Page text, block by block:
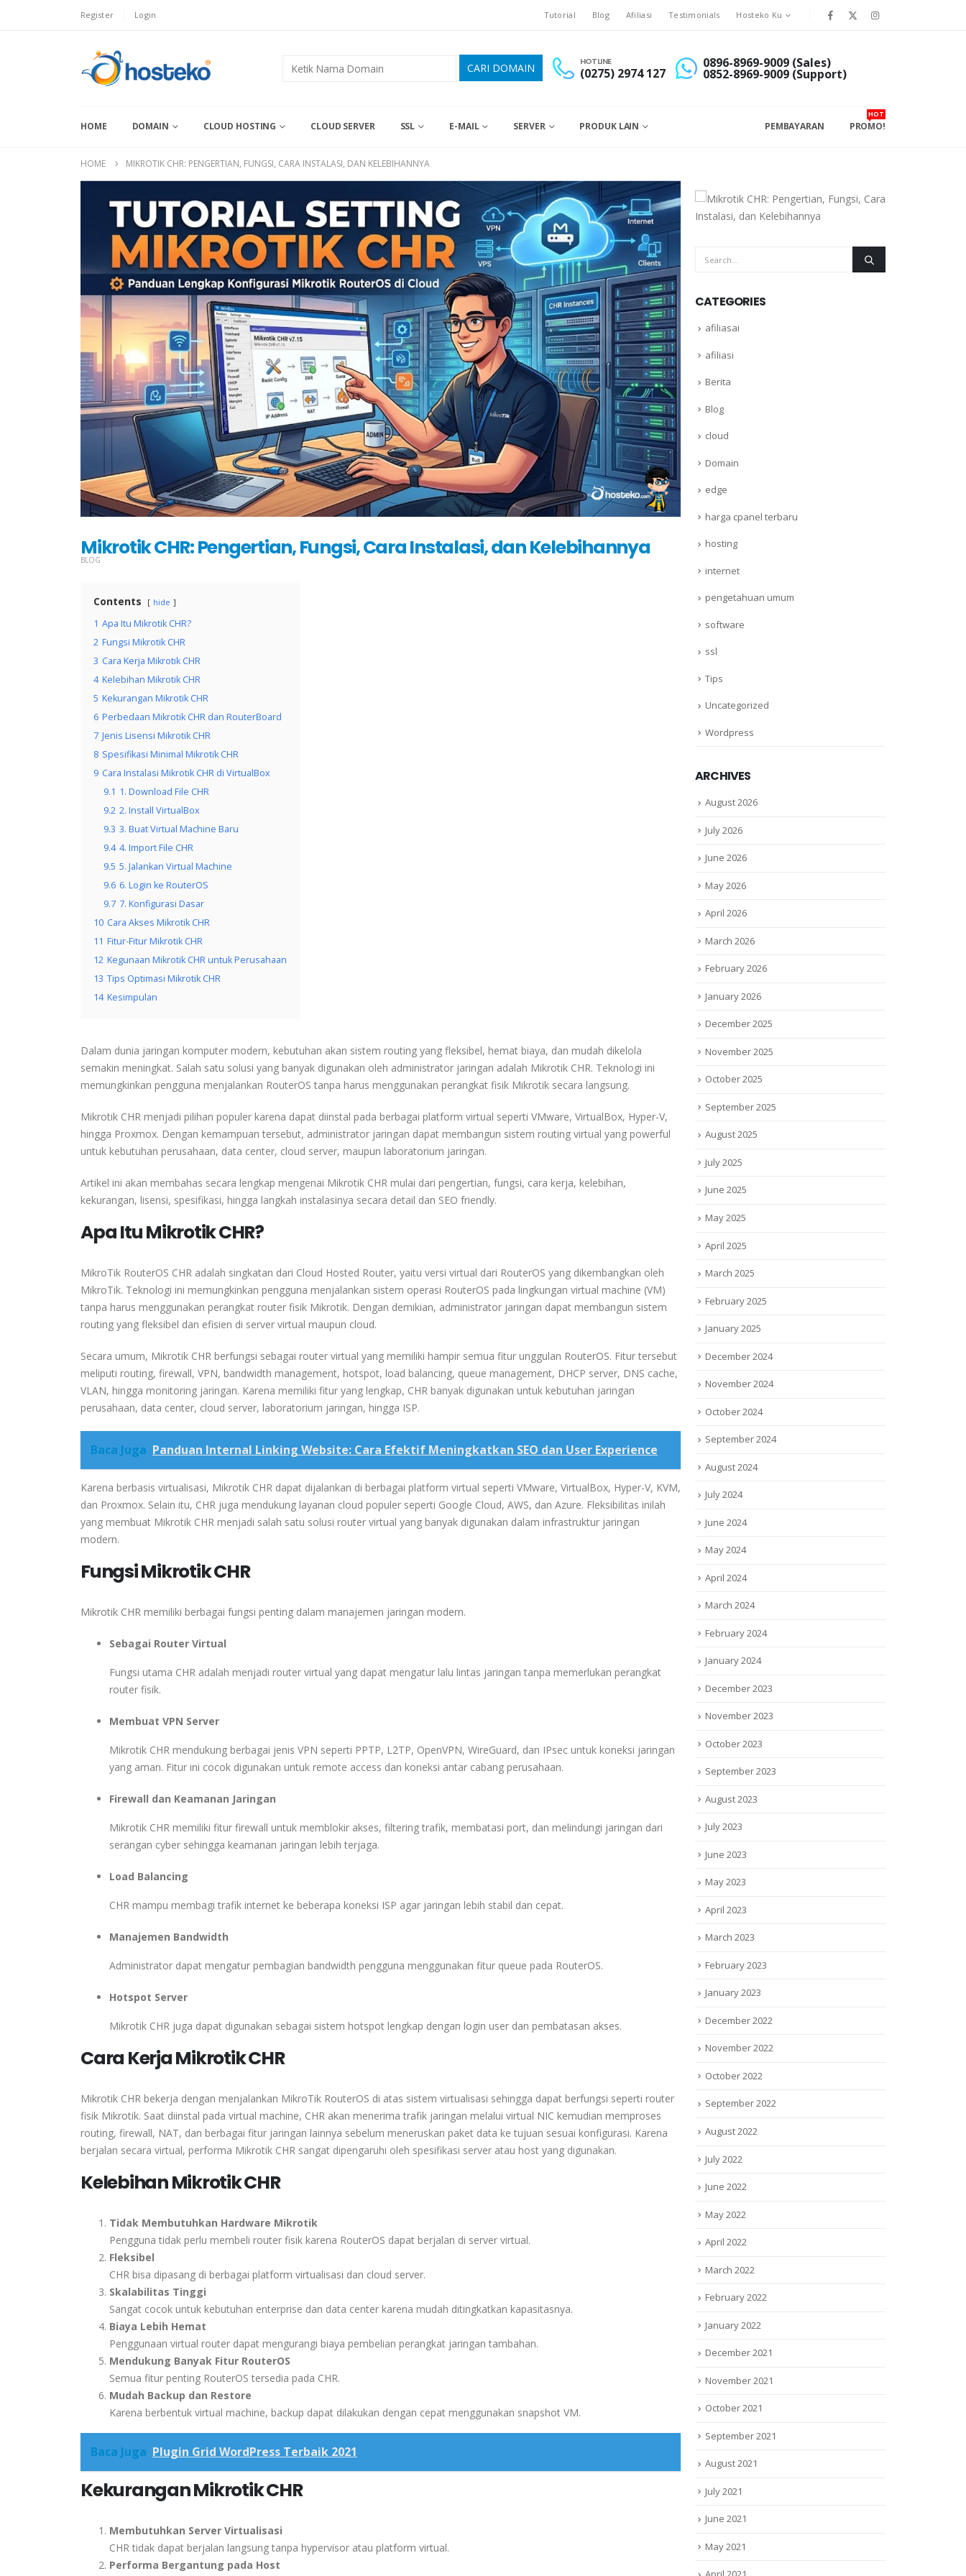
Register Login Tutorial Blog Afiliasi Testimonials Hosteko Ku
HOTLINE
(0275) 2974 127
0896-8969-9009 (Sales)
0852-8969-9009 (Support)
HOME DOMAIN CLOUD HOSTING CLOUD SERVER SSL E-MAIL SERVER PRODUK LAIN PEMBAYARAN PROMO!
HOT
HOME MIKROTIK CHR: PENGERTIAN, FUNGSI, CARA INSTALASI, DAN KELEBIHANNYA
Mikrotik CHR: Pengertian, Fungsi, Cara Instalasi, dan Kelebihannya
BLOG
Contents hide
1 Apa Itu Mikrotik CHR?
2 Fungsi Mikrotik CHR
3 Cara Kerja Mikrotik CHR
4 Kelebihan Mikrotik CHR
5 Kekurangan Mikrotik CHR
6 Perbedaan Mikrotik CHR dan RouterBoard
7 Jenis Lisensi Mikrotik CHR
8 Spesifikasi Minimal Mikrotik CHR
9 Cara Instalasi Mikrotik CHR di VirtualBox
9.1 1. Download File CHR
9.2 2. Install VirtualBox
9.3 3. Buat Virtual Machine Baru
9.4 4. Import File CHR
9.5 5. Jalankan Virtual Machine
9.6 6. Login ke RouterOS
9.7 7. Konfigurasi Dasar
10 Cara Akses Mikrotik CHR
11 Fitur-Fitur Mikrotik CHR
12 Kegunaan Mikrotik CHR untuk Perusahaan
13 Tips Optimasi Mikrotik CHR
14 Kesimpulan
Dalam dunia jaringan komputer modern, kebutuhan akan sistem routing yang fleksibel, hemat biaya, dan mudah dikelola
semakin meningkat. Salah satu solusi yang banyak digunakan oleh administrator jaringan adalah Mikrotik CHR. Teknologi ini
memungkinkan pengguna menjalankan RouterOS tanpa harus menggunakan perangkat fisik Mikrotik secara langsung.
Mikrotik CHR menjadi pilihan populer karena dapat diinstal pada berbagai platform virtual seperti VMware, VirtualBox, Hyper-V,
hingga Proxmox. Dengan kemampuan tersebut, administrator jaringan dapat membangun sistem routing virtual yang powerful
untuk kebutuhan perusahaan, data center, cloud server, maupun laboratorium jaringan.
Artikel ini akan membahas secara lengkap mengenai Mikrotik CHR mulai dari pengertian, fungsi, cara kerja, kelebihan,
kekurangan, lisensi, spesifikasi, hingga langkah instalasinya secara detail dan SEO friendly.
Apa Itu Mikrotik CHR?
MikroTik RouterOS CHR adalah singkatan dari Cloud Hosted Router, yaitu versi virtual dari RouterOS yang dikembangkan oleh
MikroTik. Teknologi ini memungkinkan pengguna menjalankan sistem operasi RouterOS pada lingkungan virtual machine (VM)
tanpa harus menggunakan perangkat router fisik Mikrotik. Dengan demikian, administrator jaringan dapat membangun sistem
routing yang fleksibel dan efisien di server virtual maupun cloud.
Secara umum, Mikrotik CHR berfungsi sebagai router virtual yang memiliki hampir semua fitur unggulan RouterOS. Fitur tersebut
meliputi routing, firewall, VPN, bandwidth management, hotspot, load balancing, queue management, DHCP server, DNS cache,
VLAN, hingga monitoring jaringan. Karena memiliki fitur yang lengkap, CHR banyak digunakan untuk kebutuhan jaringan
perusahaan, data center, cloud server, laboratorium jaringan, hingga ISP.
Baca Juga Panduan Internal Linking Website: Cara Efektif Meningkatkan SEO dan User Experience
Karena berbasis virtualisasi, Mikrotik CHR dapat dijalankan di berbagai platform virtual seperti VMware, VirtualBox, Hyper-V, KVM,
dan Proxmox. Selain itu, CHR juga mendukung layanan cloud populer seperti Google Cloud, AWS, dan Azure. Fleksibilitas inilah
yang membuat Mikrotik CHR menjadi salah satu solusi router virtual yang banyak digunakan dalam infrastruktur jaringan
modern.
Fungsi Mikrotik CHR
Mikrotik CHR memiliki berbagai fungsi penting dalam manajemen jaringan modern.
Sebagai Router Virtual
Fungsi utama CHR adalah menjadi router virtual yang dapat mengatur lalu lintas jaringan tanpa memerlukan perangkat
router fisik.
Membuat VPN Server
Mikrotik CHR mendukung berbagai jenis VPN seperti PPTP, L2TP, OpenVPN, WireGuard, dan IPsec untuk koneksi jaringan
yang aman. Fitur ini cocok digunakan untuk remote access dan koneksi antar cabang perusahaan.
Firewall dan Keamanan Jaringan
Mikrotik CHR memiliki fitur firewall untuk memblokir akses, filtering trafik, membatasi port, dan melindungi jaringan dari
serangan cyber sehingga keamanan jaringan lebih terjaga.
Load Balancing
CHR mampu membagi trafik internet ke beberapa koneksi ISP agar jaringan lebih stabil dan cepat.
Manajemen Bandwidth
Administrator dapat mengatur pembagian bandwidth pengguna menggunakan fitur queue pada RouterOS.
Hotspot Server
Mikrotik CHR juga dapat digunakan sebagai sistem hotspot lengkap dengan login user dan pembatasan akses.
Cara Kerja Mikrotik CHR
Mikrotik CHR bekerja dengan menjalankan MikroTik RouterOS di atas sistem virtualisasi sehingga dapat berfungsi seperti router
fisik Mikrotik. Saat diinstal pada virtual machine, CHR akan menerima trafik jaringan melalui virtual NIC kemudian memproses
routing, firewall, NAT, dan berbagai fitur jaringan lainnya sebelum meneruskan paket data ke tujuan sesuai konfigurasi. Karena
berjalan secara virtual, performa Mikrotik CHR sangat dipengaruhi oleh spesifikasi server atau host yang digunakan.
Kelebihan Mikrotik CHR
Tidak Membutuhkan Hardware Mikrotik
Pengguna tidak perlu membeli router fisik karena RouterOS dapat berjalan di server virtual.
Fleksibel
CHR bisa dipasang di berbagai platform virtualisasi dan cloud server.
Skalabilitas Tinggi
Sangat cocok untuk kebutuhan enterprise dan data center karena mudah ditingkatkan kapasitasnya.
Biaya Lebih Hemat
Penggunaan virtual router dapat mengurangi biaya pembelian perangkat jaringan tambahan.
Mendukung Banyak Fitur RouterOS
Semua fitur penting RouterOS tersedia pada CHR.
Mudah Backup dan Restore
Karena berbentuk virtual machine, backup dapat dilakukan dengan cepat menggunakan snapshot VM.
Baca Juga Plugin Grid WordPress Terbaik 2021
Kekurangan Mikrotik CHR
Membutuhkan Server Virtualisasi
CHR tidak dapat berjalan langsung tanpa hypervisor atau platform virtual.
Performa Bergantung pada Host
CATEGORIES
afiliasai
afiliasi
Berita
Blog
cloud
Domain
edge
harga cpanel terbaru
hosting
internet
pengetahuan umum
software
ssl
Tips
Uncategorized
Wordpress
ARCHIVES
August 2026
July 2026
June 2026
May 2026
April 2026
March 2026
February 2026
January 2026
December 2025
November 2025
October 2025
September 2025
August 2025
July 2025
June 2025
May 2025
April 2025
March 2025
February 2025
January 2025
December 2024
November 2024
October 2024
September 2024
August 2024
July 2024
June 2024
May 2024
April 2024
March 2024
February 2024
January 2024
December 2023
November 2023
October 2023
September 2023
August 2023
July 2023
June 2023
May 2023
April 2023
March 2023
February 2023
January 2023
December 2022
November 2022
October 2022
September 2022
August 2022
July 2022
June 2022
May 2022
April 2022
March 2022
February 2022
January 2022
December 2021
November 2021
October 2021
September 2021
August 2021
July 2021
June 2021
May 2021